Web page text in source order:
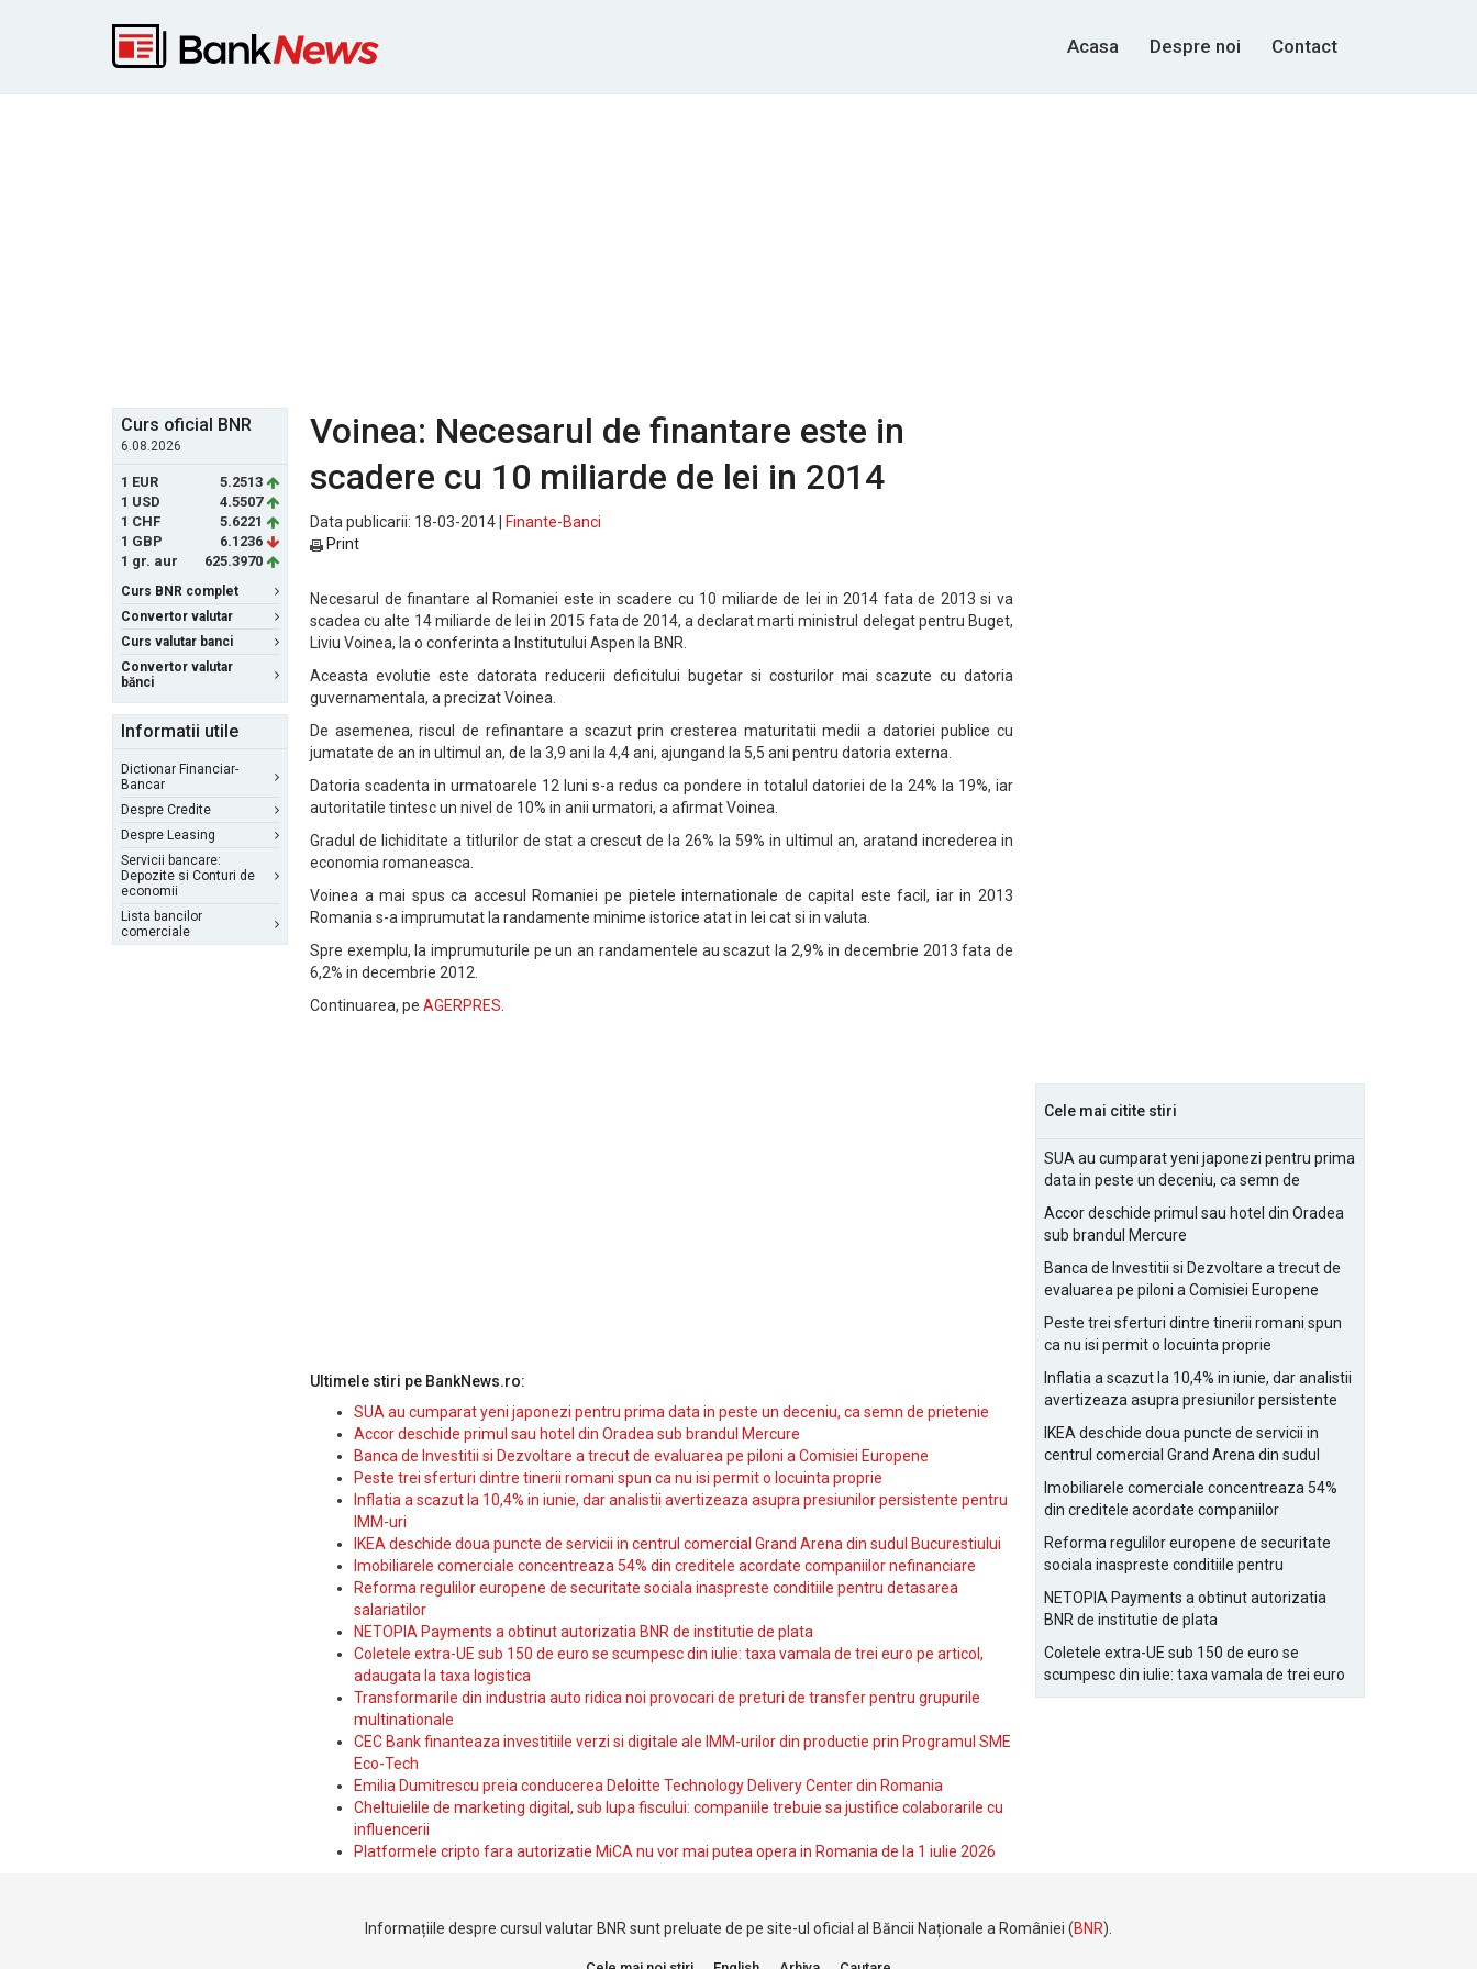
Acasa Despre noi Contact
Curs oficial BNR
6.08.2026
1 EUR
5.2513
1 USD
4.5507
1 CHF
5.6221
1 GBP
6.1236
1 gr. aur
625.3970
Curs BNR complet
Convertor valutar
Curs valutar banci
Convertor valutar
bănci
Informatii utile
Dictionar Financiar-
Bancar
Despre Credite
Despre Leasing
Servicii bancare:
Depozite si Conturi de
economii
Lista bancilor
comerciale
Voinea: Necesarul de finantare este in
scadere cu 10 miliarde de lei in 2014
Data publicarii: 18-03-2014 |
Finante-Banci
Print
Necesarul de finantare al Romaniei este in scadere cu 10 miliarde de lei in 2014 fata de 2013 si va
scadea cu alte 14 miliarde de lei in 2015 fata de 2014, a declarat marti ministrul delegat pentru Buget,
Liviu Voinea, la o conferinta a Institutului Aspen la BNR.
Aceasta evolutie este datorata reducerii deficitului bugetar si costurilor mai scazute cu datoria
guvernamentala, a precizat Voinea.
De asemenea, riscul de refinantare a scazut prin cresterea maturitatii medii a datoriei publice cu
jumatate de an in ultimul an, de la 3,9 ani la 4,4 ani, ajungand la 5,5 ani pentru datoria externa.
Datoria scadenta in urmatoarele 12 luni s-a redus ca pondere in totalul datoriei de la 24% la 19%, iar
autoritatile tintesc un nivel de 10% in anii urmatori, a afirmat Voinea.
Gradul de lichiditate a titlurilor de stat a crescut de la 26% la 59% in ultimul an, aratand increderea in
economia romaneasca.
Voinea a mai spus ca accesul Romaniei pe pietele internationale de capital este facil, iar in 2013
Romania s-a imprumutat la randamente minime istorice atat in lei cat si in valuta.
Spre exemplu, la imprumuturile pe un an randamentele au scazut la 2,9% in decembrie 2013 fata de
6,2% in decembrie 2012.
Continuarea, pe AGERPRES
Ultimele stiri pe BankNews.ro:
SUA au cumparat yeni japonezi pentru prima data in peste un deceniu, ca semn de prietenie
Accor deschide primul sau hotel din Oradea sub brandul Mercure
Banca de Investitii si Dezvoltare a trecut de evaluarea pe piloni a Comisiei Europene
Peste trei sferturi dintre tinerii romani spun ca nu isi permit o locuinta proprie
Inflatia a scazut la 10,4% in iunie, dar analistii avertizeaza asupra presiunilor persistente pentru
IMM-uri
IKEA deschide doua puncte de servicii in centrul comercial Grand Arena din sudul Bucurestiului
Imobiliarele comerciale concentreaza 54% din creditele acordate companiilor nefinanciare
Reforma regulilor europene de securitate sociala inaspreste conditiile pentru detasarea
salariatilor
NETOPIA Payments a obtinut autorizatia BNR de institutie de plata
Coletele extra-UE sub 150 de euro se scumpesc din iulie: taxa vamala de trei euro pe articol,
adaugata la taxa logistica
Transformarile din industria auto ridica noi provocari de preturi de transfer pentru grupurile
multinationale
CEC Bank finanteaza investitiile verzi si digitale ale IMM-urilor din productie prin Programul SME
Eco-Tech
Emilia Dumitrescu preia conducerea Deloitte Technology Delivery Center din Romania
Cheltuielile de marketing digital, sub lupa fiscului: companiile trebuie sa justifice colaborarile cu
influencerii
Platformele cripto fara autorizatie MiCA nu vor mai putea opera in Romania de la 1 iulie 2026
Cele mai citite stiri
SUA au cumparat yeni japonezi pentru prima
data in peste un deceniu, ca semn de
Accor deschide primul sau hotel din Oradea
sub brandul Mercure
Banca de Investitii si Dezvoltare a trecut de
evaluarea pe piloni a Comisiei Europene
Peste trei sferturi dintre tinerii romani spun
ca nu isi permit o locuinta proprie
Inflatia a scazut la 10,4% in iunie, dar analistii
avertizeaza asupra presiunilor persistente
IKEA deschide doua puncte de servicii in
centrul comercial Grand Arena din sudul
Imobiliarele comerciale concentreaza 54%
din creditele acordate companiilor
Reforma regulilor europene de securitate
sociala inaspreste conditiile pentru
NETOPIA Payments a obtinut autorizatia
BNR de institutie de plata
Coletele extra-UE sub 150 de euro se
scumpesc din iulie: taxa vamala de trei euro
pe articol, adaugata la taxa logistica
Informațiile despre cursul valutar BNR sunt preluate de pe site-ul oficial al Băncii Naționale a României (BNR).